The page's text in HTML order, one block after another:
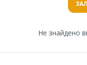
Не знайдено